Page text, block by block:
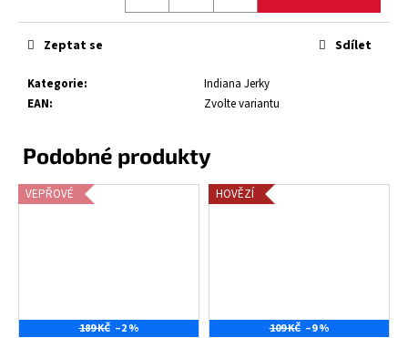
Kategorie:
Indiana Jerky
EAN: Zvolte variantu
Zeptat se Sdílet
VEPŘOVÉ
189 KČ –2 %
HOVĚZÍ
109 KČ –9 %